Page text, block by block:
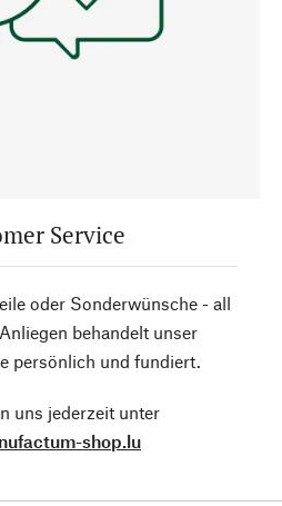
Service
oder Sonderwünsche - all
behandelt unser
persönlich und fundiert.
uns jederzeit unter
shop.lu